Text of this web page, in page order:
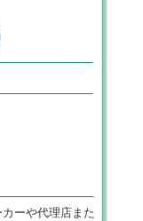
商品代金
ーや代理店また